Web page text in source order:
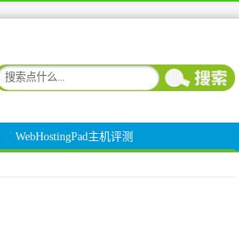
WebHostingPad主机评测